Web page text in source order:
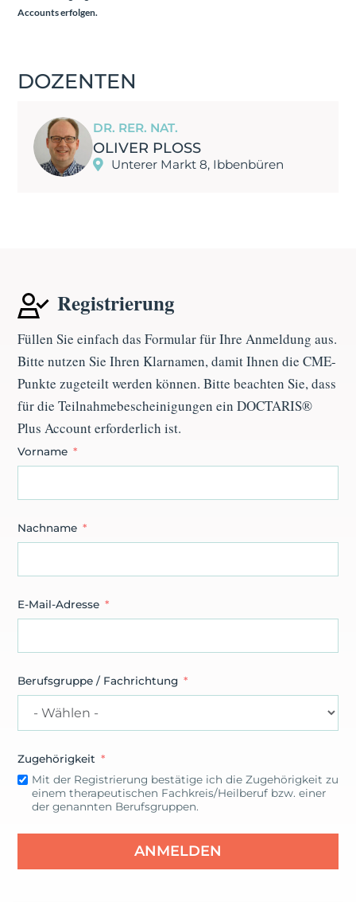
Accountserfolgen.
DOZENTEN
DR. RER. NAT.
OLIVER PLOSS
Unterer Markt 8, Ibbenbüren
Registrierung
Füllen Sie einfach das Formular für Ihre Anmeldung aus.
Bitte nutzen Sie Ihren Klarnamen, damit Ihnen die CME-
Punkte zugeteilt werden können. Bitte beachten Sie, dass
für die Teilnahmebescheinigungen ein DOCTARIS®
Plus Accounterforderlich ist.
Vorname
Nachname
E-Mail-Adresse
Berufsgruppe / Fachrichtung
Zugehörigkeit
Mit der Registrierung bestätige ich die Zugehörigkeit zu
einem therapeutischen Fachkreis/Heilberuf bzw. einer
der genannten Berufsgruppen.
ANMELDEN